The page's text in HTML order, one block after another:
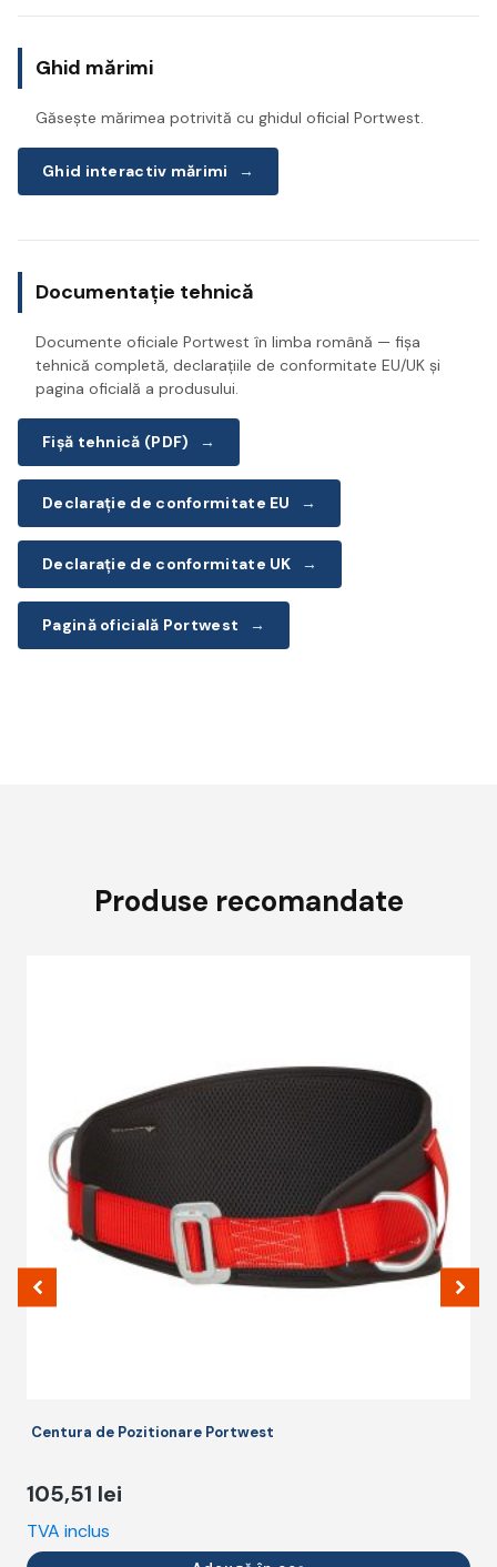
Ghid mărimi
Găsește mărimea potrivită cu ghidul oficial Portwest.
Ghid interactiv mărimi →
Documentație tehnică
Documente oficiale Portwest în limba română — fișa
tehnică completă, declarațiile de conformitate EU/UK și
pagina oficială a produsului.
Fișă tehnică (PDF) →
Declarație de conformitate EU →
Declarație de conformitate UK →
Pagină oficială Portwest →
Produse recomandate
Centura de Pozitionare Portwest
105,51 lei
TVA inclus